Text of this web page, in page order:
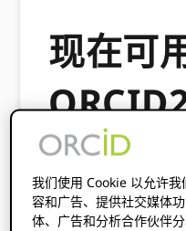
现在可
度报告
2025 年 3 月 25 日
我们使用 Cookie 以允许
容和广告、提供社交媒体
体、广告和分析合作伙伴